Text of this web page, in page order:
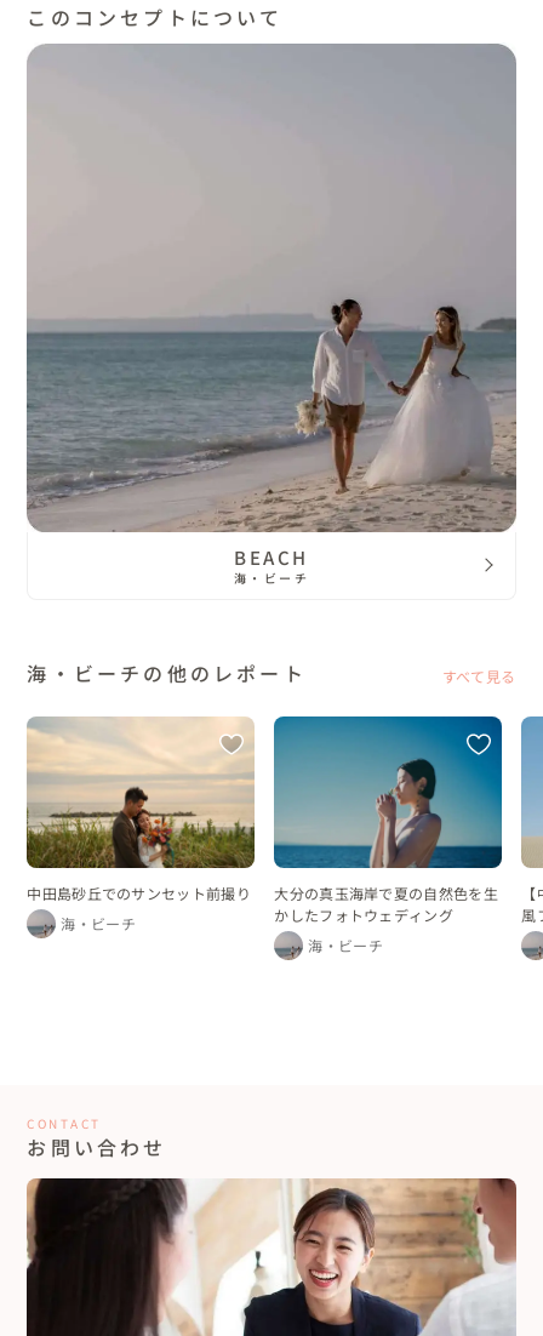
このコンセプトについて
BEACH
海・ビーチ
海・ビーチの他のレポート すべて見る
中田島砂丘でのサンセット前撮り
海・ビーチ
大分の真玉海岸で夏の自然色を生
かしたフォトウェディング
海・ビーチ
風
CONTACT
お問い合わせ